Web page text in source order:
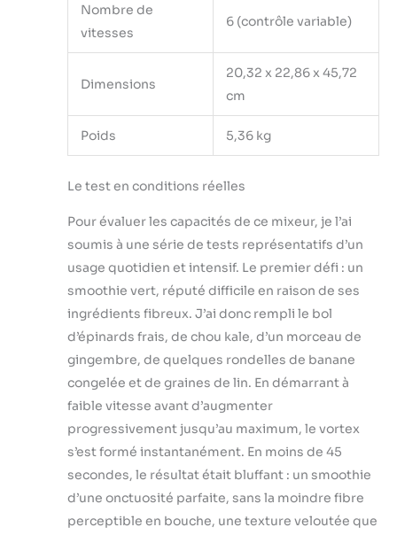
un chiffon humide.
Kundendienst: 2
Jahre erweiterte
Garantie für den
Motor, 1 Jahr
Zubehör. Wenn Sie
irgendwelche
Produkt haben,
nicht, uns für
Antworten zu
kontaktieren.
Nombre de
vitesses
6 (contrôle variable)
Dimensions
20,32 x 22,86 x 45,72
cm
Poids 5,36 kg
Le test en conditions réelles
Pour évaluer les capacités de ce mixeur, je l’ai
soumis à une série de tests représentatifs d’un
usage quotidien et intensif. Le premier défi : un
smoothie vert, réputé difficile en raison de ses
ingrédients fibreux. J’ai donc rempli le bol
d’épinards frais, de chou kale, d’un morceau de
gingembre, de quelques rondelles de banane
congelée et de graines de lin. En démarrant à
faible vitesse avant d’augmenter
progressivement jusqu’au maximum, le vortex
s’est formé instantanément. En moins de 45
secondes, le résultat était bluffant : un smoothie
d’une onctuosité parfaite, sans la moindre fibre
perceptible en bouche, une texture veloutée que